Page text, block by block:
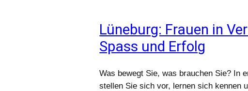
Lüneburg: Frauen in
Spass und Erfolg
Was bewegt Sie, was brauchen Sie? In
stellen Sie sich vor, lernen sich kennen